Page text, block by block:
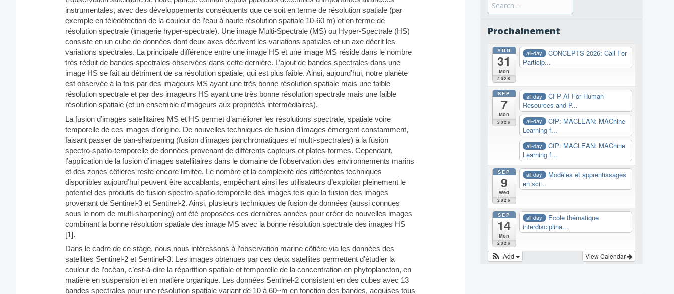
instrumentales, avec des développements conséquents que ce soit en terme de résolution spatiale (par
exemple en télédétection de la couleur de l’eau à haute résolution spatiale 10-60 m) et en terme de
résolution spectrale (imagerie hyper-spectrale). Une image Multi-Spectrale (MS) ou Hyper-Spectrale (HS)
consiste en un cube de données dont deux axes décrivent les variations spatiales et un axe décrit les
variations spectrales. La principale différence entre une image HS et une image MS réside dans le nombre
très réduit de bandes spectrales observées dans cette dernière. L’ajout de bandes spectrales dans une
image HS se fait au détriment de sa résolution spatiale, qui est plus faible. Ainsi, aujourd’hui, notre planète
est observée à la fois par des imageurs MS ayant une très bonne résolution spatiale mais une faible
résolution spectrale et par des imageurs HS ayant une très bonne résolution spectrale mais une faible
résolution spatiale (et un ensemble d’imageurs aux propriétés intermédiaires).
La fusion d’images satellitaires MS et HS permet d’améliorer les résolutions spectrale, spatiale voire
temporelle de ces images d’origine. De nouvelles techniques de fusion d’images émergent constamment,
faisant passer de pan-sharpening (fusion d’images panchromatiques et multi-spectrales) à la fusion
spectro-spatio-temporelle de données provenant de différents capteurs et plates-formes. Cependant,
l’application de la fusion d’images satellitaires dans le domaine de l’observation des environnements marins
et des zones côtières reste encore limitée. Le nombre et la complexité des différentes techniques
disponibles aujourd’hui peuvent être accablants, empêchant ainsi les utilisateurs d’exploiter pleinement le
potentiel des produits de fusion spectro-spatio-temporelle des images tels que la fusion des images
provenant de Sentinel-3 et Sentinel-2. Ainsi, plusieurs techniques de fusion de données (aussi connues
sous le nom de multi-sharpening) ont été proposées ces dernières années pour créer de nouvelles images
combinant la bonne résolution spatiale des image MS avec la bonne résolution spectrale des images HS
[1].
Dans le cadre de ce stage, nous nous intéressons à l’observation marine côtière via les données des
satellites Sentinel-2 et Sentinel-3. Les images obtenues par ces deux satellites permettent d’étudier la
couleur de l’océan, c’est-à-dire la répartition spatiale et temporelle de la concentration en phytoplancton, en
matière en suspension et en matière organique. Les données Sentinel-2 consistent en des cubes avec 13
bandes spectrales pour une résolution spatiale variant de 10 à 60~m en fonction des bandes, acquises tous
for:
Prochainement
AUG
31
Mon
2026
all-day
CONCEPTS 2026: Call For
Particip...
SEP
7
Mon
2026
all-day
CFP AI For Human
Resources and P...
all-day
CfP: MACLEAN: MAChine
Learning f...
all-day
CfP: MACLEAN: MAChine
Learning f...
SEP
9
Wed
2026
all-day
Modèles et apprentissages
en sci...
SEP
14
Mon
2026
all-day
Ecole thématique
interdisciplina...
View Calendar
Add